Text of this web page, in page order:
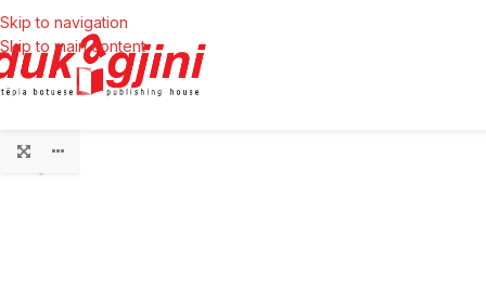
Skip to navigation
Skip to main content